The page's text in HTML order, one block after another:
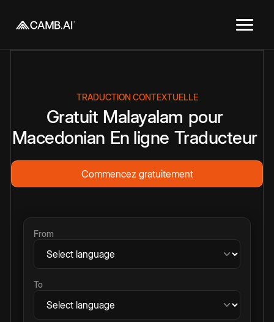
TRADUCTION CONTEXTUELLE
Gratuit Malayalam pour
Macedonian En ligne Traducteur
Commencez gratuitement
From
To